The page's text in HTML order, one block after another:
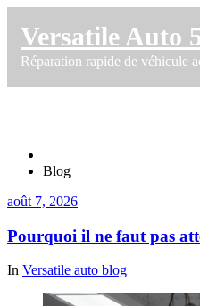
Versatile Auto
Réparation rapide de véhicule
Blog
août 7, 2026
Pourquoi il ne faut pas
In Versatile auto blog